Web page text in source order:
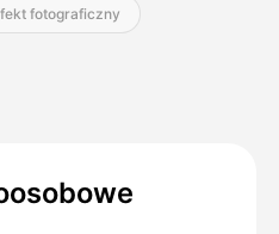
fotograficzny